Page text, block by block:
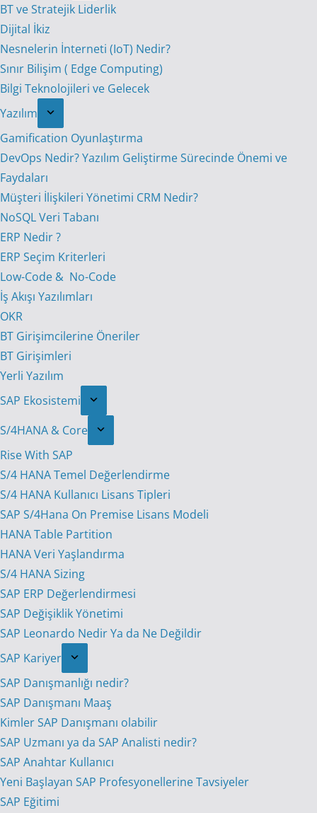
BT ve Stratejik Liderlik
Dijital İkiz
Nesnelerin İnterneti (IoT) Nedir?
Sınır Bilişim ( Edge Computing)
Bilgi Teknolojileri ve Gelecek
Yazılım
Gamification Oyunlaştırma
DevOps Nedir? Yazılım Geliştirme Sürecinde Önemi ve
Faydaları
Müşteri İlişkileri Yönetimi CRM Nedir?
NoSQL Veri Tabanı
ERP Nedir ?
ERP Seçim Kriterleri
Low-Code & No-Code
İş Akışı Yazılımları
OKR
BT Girişimcilerine Öneriler
BT Girişimleri
Yerli Yazılım
SAP Ekosistemi
S/4HANA & Core
Rise With SAP
S/4 HANA Temel Değerlendirme
S/4 HANA Kullanıcı Lisans Tipleri
SAP S/4Hana On Premise Lisans Modeli
HANA Table Partition
HANA Veri Yaşlandırma
S/4 HANA Sizing
SAP ERP Değerlendirmesi
SAP Değişiklik Yönetimi
SAP Leonardo Nedir Ya da Ne Değildir
SAP Kariyer
SAP Danışmanlığı nedir?
SAP Danışmanı Maaş
Kimler SAP Danışmanı olabilir
SAP Uzmanı ya da SAP Analisti nedir?
SAP Anahtar Kullanıcı
Yeni Başlayan SAP Profesyonellerine Tavsiyeler
SAP Eğitimi